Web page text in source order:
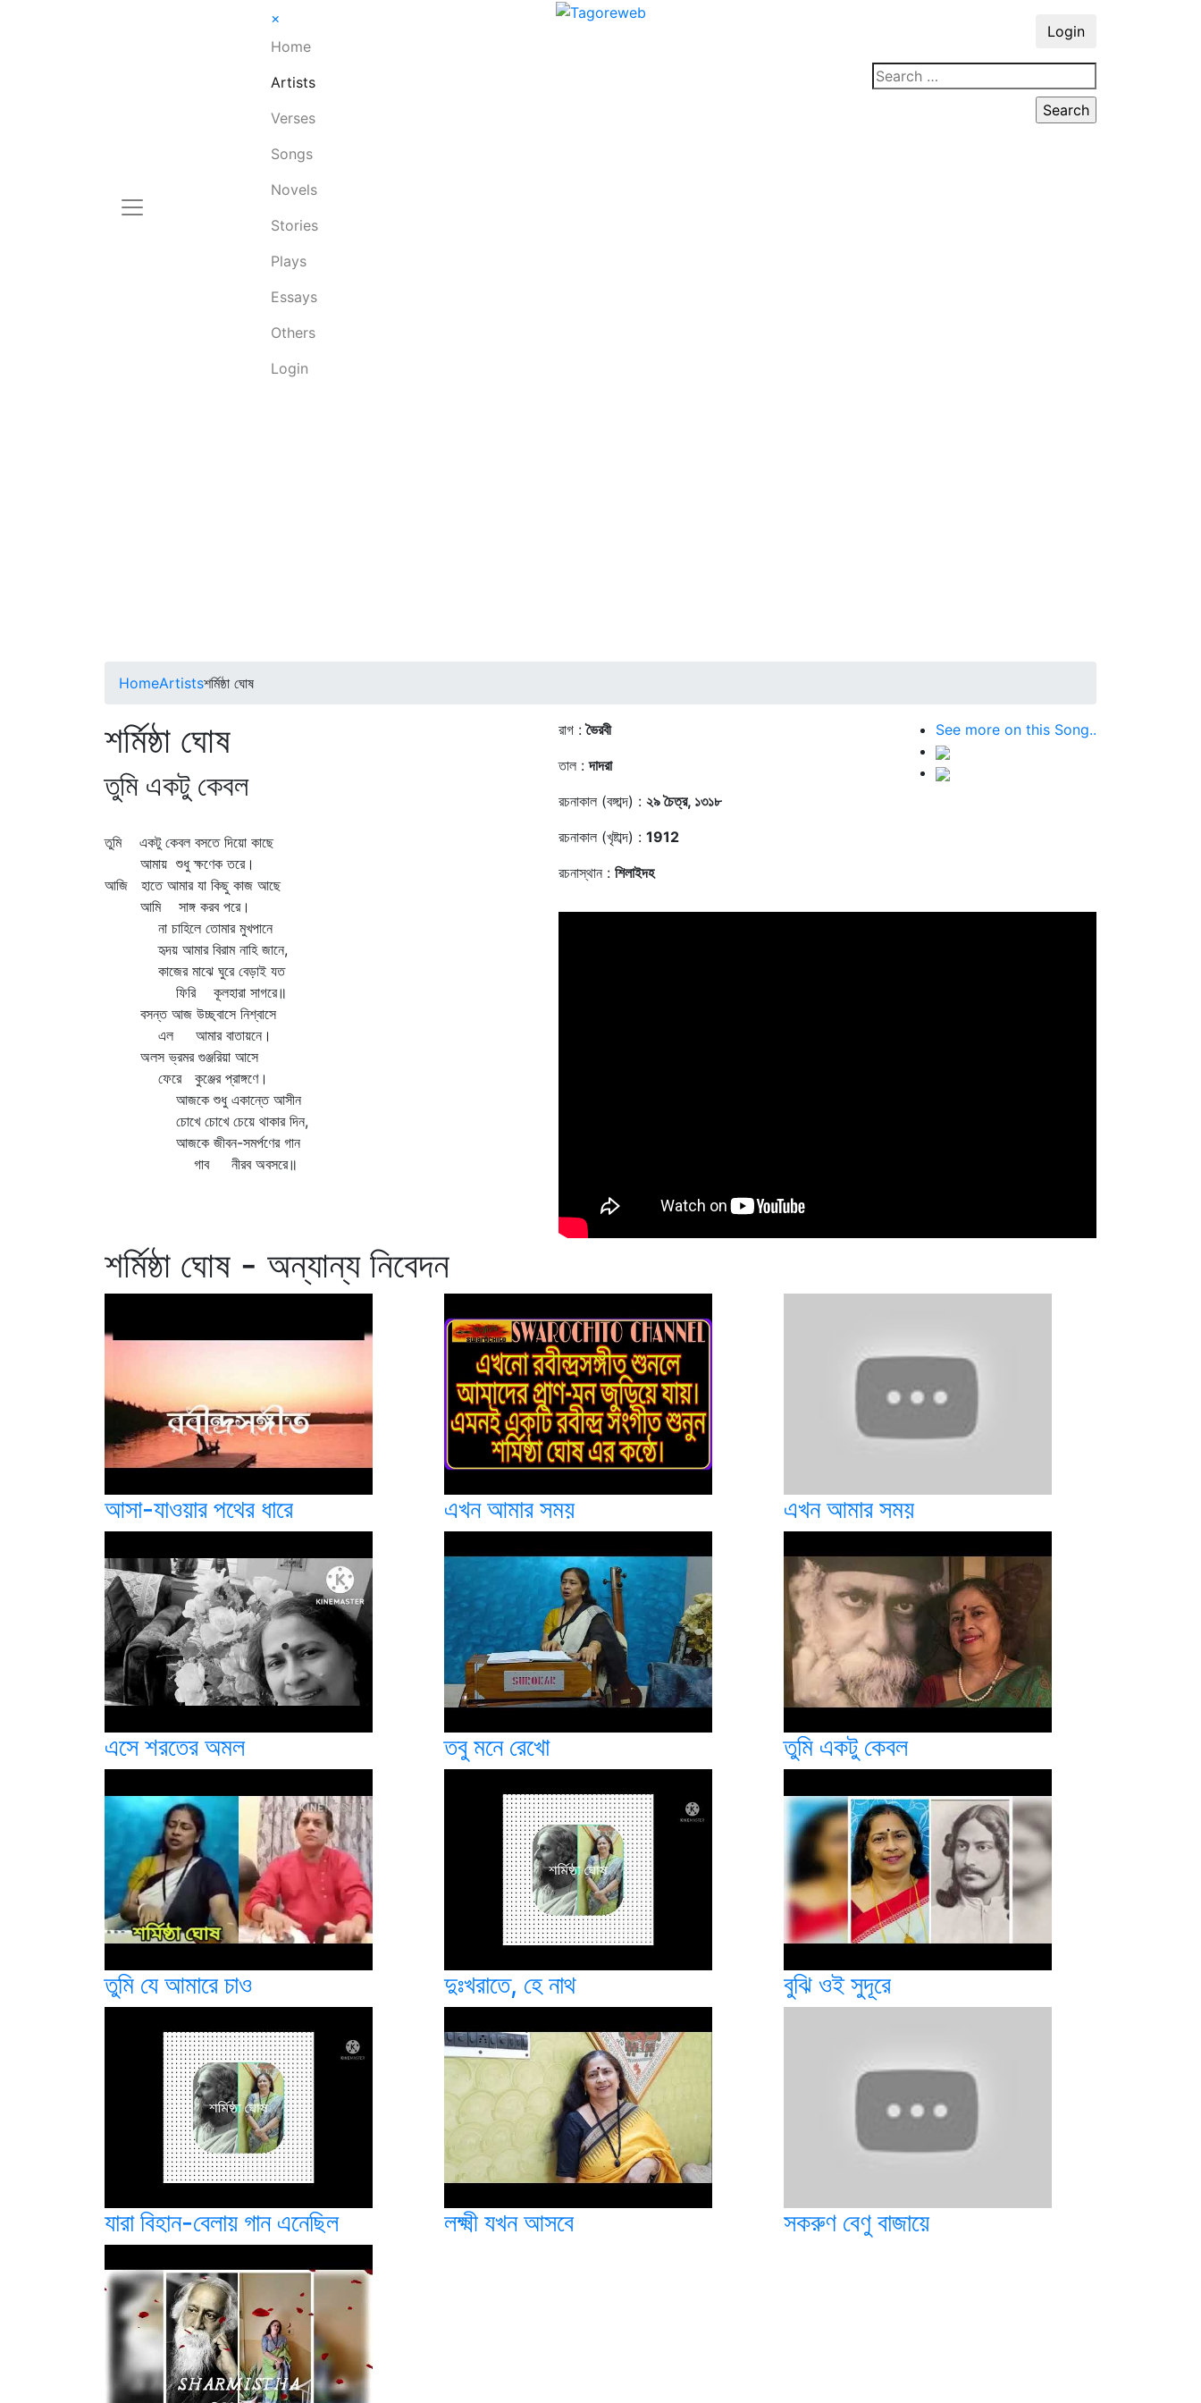
×
Home
Artists
Verses
Songs
Novels
Stories
Plays
Essays
Others
Login
Login
HomeArtistsশর্মিষ্ঠা ঘোষ
শর্মিষ্ঠা ঘোষ
তুমি একটু কেবল
তুমি একটু কেবল বসতে দিয়ো কাছে
আমায় শুধু ক্ষণেক তরে।
আজি হাতে আমার যা কিছু কাজ আছে
আমি সাঙ্গ করব পরে।
না চাহিলে তোমার মুখপানে
হৃদয় আমার বিরাম নাহি জানে,
কাজের মাঝে ঘুরে বেড়াই যত
ফিরি কূলহারা সাগরে॥
বসন্ত আজ উচ্ছ্বাসে নিশ্বাসে
এল আমার বাতায়নে।
অলস ভ্রমর গুঞ্জরিয়া আসে
ফেরে কুঞ্জের প্রাঙ্গণে।
আজকে শুধু একান্তে আসীন
চোখে চোখে চেয়ে থাকার দিন,
আজকে জীবন-সমর্পণের গান
গাব নীরব অবসরে॥
রাগ :ভৈরবী
তাল :দাদরা
রচনাকাল (বঙ্গাব্দ) : ২৯ চৈত্র, ১৩১৮
রচনাকাল (খৃষ্টাব্দ) : 1912
রচনাস্থান : শিলাইদহ
See more on this Song..
শর্মিষ্ঠা ঘোষ - অন্যান্য নিবেদন
আসা-যাওয়ার পথের ধারে এখন আমার সময় এখন আমার সময়
এসে শরতের অমল তবু মনে রেখো তুমি একটু কেবল
তুমি যে আমারে চাও দুঃখরাতে, হে নাথ বুঝি ওই সুদূরে
যারা বিহান-বেলায় গান এনেছিল লক্ষ্মী যখন আসবে সকরুণ বেণু বাজায়ে